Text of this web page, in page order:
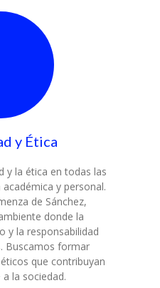
y Ética
y la ética en todas las
y personal.
de Sánchez,
donde la
y la responsabilidad
Buscamos formar
que contribuyan
la sociedad.